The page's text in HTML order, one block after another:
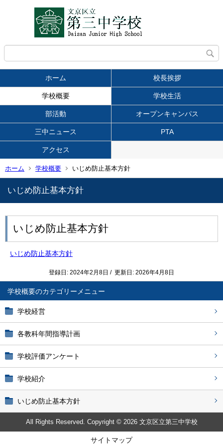
ホーム 校長挨拶
学校概要 学校生活
部活動 オープンキャンパス
三中ニュース PTA
アクセス
ホーム 学校概要 いじめ防止基本方針
学校概要
学校経営
各教科年間指導計画
学校評価アンケート
学校紹介
いじめ防止基本方針
いじめ防止基本方針
いじめ防止基本方針
いじめ防止基本方針
登録日: 2024年2月8日 / 更新日: 2026年4月8日
All Rights Reserved. Copyright © 2026 文京区立第三中学校
サイトマップ